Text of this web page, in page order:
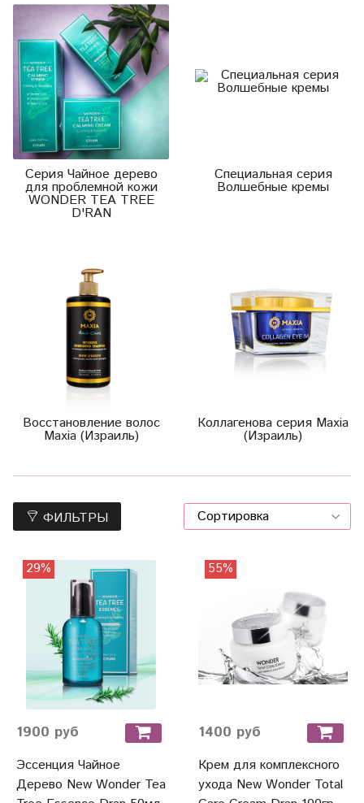
Серия Чайное дерево
для проблемной кожи
WONDER TEA TREE
D'RAN
Специальная серия
Волшебные кремы
Восстановление волос
Maxia (Израиль)
Коллагенова серия Maxia
(Израиль)
ФИЛЬТРЫ
29%
1900 руб
Эссенция Чайное
Дерево New Wonder Tea
55%
1400 руб
Крем для комплексного
ухода New Wonder Total